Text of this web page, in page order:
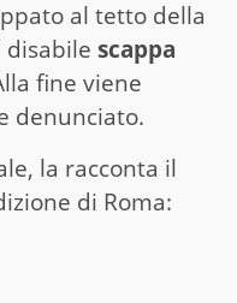
al tetto della
disabile scappa
fine viene
denunciato.
la racconta il
di Roma: